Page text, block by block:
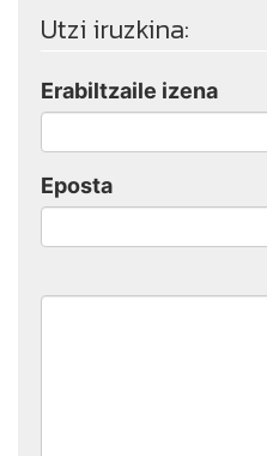
Utzi iruzkina:
Erabiltzaile izena
Eposta